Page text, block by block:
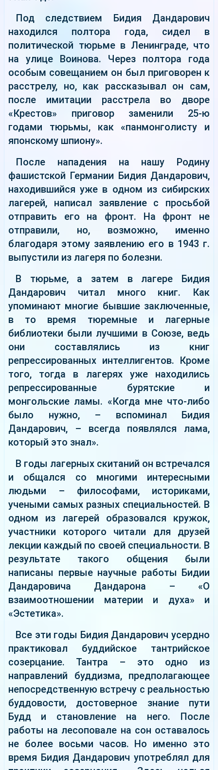
Под следствием Бидия Дандарович
находился полтора года, сидел в
политической тюрьме в Ленинграде, что
на улице Воинова. Через полтора года
особым совещанием он был приговорен к
расстрелу, но, как рассказывал он сам,
после имитации расстрела во дворе
«Крестов» приговор заменили 25-ю
годами тюрьмы, как «панмонголисту и
японскому шпиону».
После нападения на нашу Родину
фашистской Германии Бидия Дандарович,
находившийся уже в одном из сибирских
лагерей, написал заявление с просьбой
отправить его на фронт. На фронт не
отправили, но, возможно, именно
благодаря этому заявлению его в 1943 г.
выпустили из лагеря по болезни.
В тюрьме, а затем в лагере Бидия
Дандарович читал много книг. Как
упоминают многие бывшие заключенные,
в то время тюремные и лагерные
библиотеки были лучшими в Союзе, ведь
они составлялись из книг
репрессированных интеллигентов. Кроме
того, тогда в лагерях уже находились
репрессированные бурятские и
монгольские ламы. «Когда мне что-либо
было нужно, – вспоминал Бидия
Дандарович, – всегда появлялся лама,
который это знал».
В годы лагерных скитаний он встречался
и общался со многими интересными
людьми – философами, историками,
учеными самых разных специальностей. В
одном из лагерей образовался кружок,
участники которого читали для друзей
лекции каждый по своей специальности. В
результате такого общения были
написаны первые научные работы Бидии
Дандаровича Дандарона – «О
взаимоотношении материи и духа» и
«Эстетика».
Все эти годы Бидия Дандарович усердно
практиковал буддийское тантрийское
созерцание. Тантра – это одно из
направлений буддизма, предполагающее
непосредственную встречу с реальностью
буддовости, достоверное знание пути
Будд и становление на него. После
работы на лесоповале на сон оставалось
не более восьми часов. Но именно это
время Бидия Дандарович употреблял для